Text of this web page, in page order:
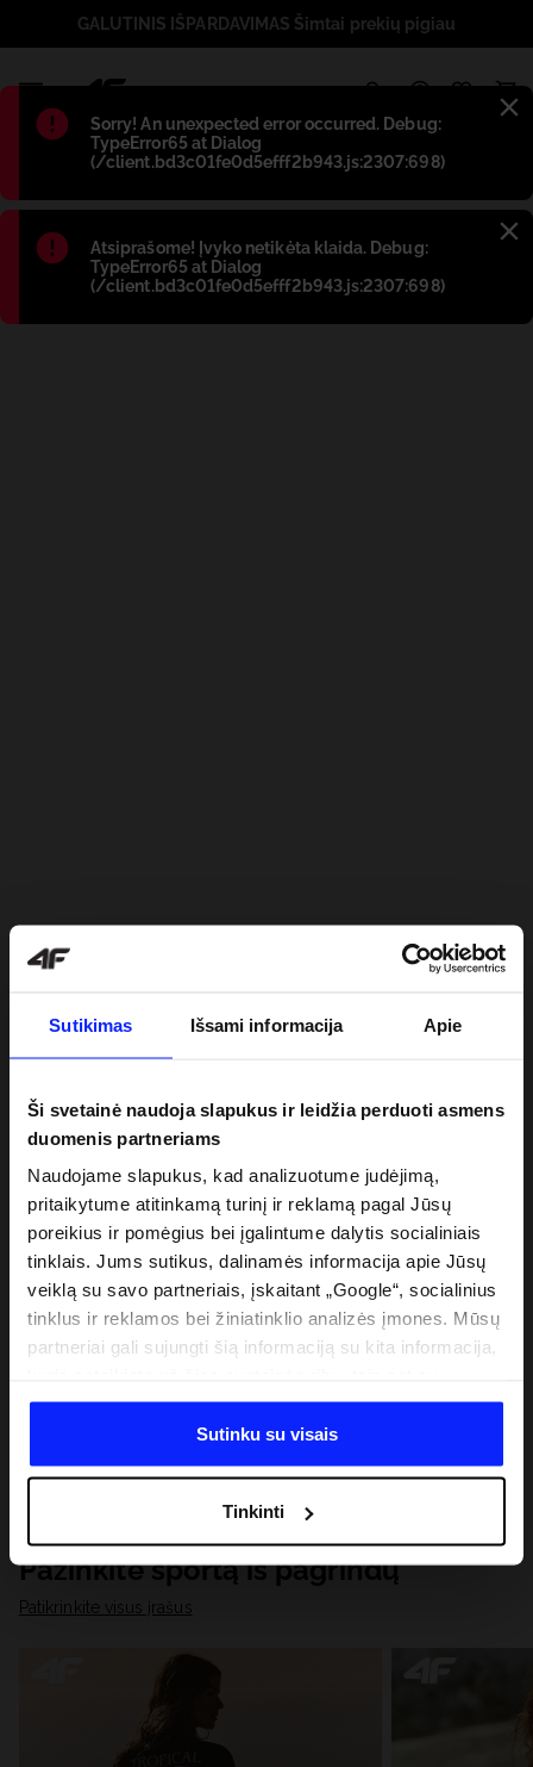
Sutikimas Išsami informacija Apie
Ši svetainė naudoja slapukus ir leidžia perduoti asmens
duomenis partneriams
Naudojame slapukus, kad analizuotume judėjimą,
pritaikytume atitinkamą turinį ir reklamą pagal Jūsų
poreikius ir pomėgius bei įgalintume dalytis socialiniais
tinklais. Jums sutikus, dalinamės informacija apie Jūsų
veiklą su savo partneriais, įskaitant „Google“, socialinius
tinklus ir reklamos bei žiniatinklio analizės įmones. Mūsų
partneriai gali sujungti šią informaciją su kita informacija,
duomenimis, kuriuos jie gauna, kai naudojatės jų
paslaugomis. Gavus Jūsų leidimą, mes galime perduoti
Jūsų asmeninę informaciją savo partneriams, siekdami
analitinius tyrimus, pritaikyti turinį ir tobulinti mūsų
partnerių siūlomus sprendimus (pvz., socialinius tinklus).
Išsamią informaciją rasite mūsų Privatumo politikoje ir
skiltyje „Išsami informacija“.
Sutinku su visais
Tinkinti
Błąd:
Sorry! An unexpected error occurred. Debug:
TypeError65 at Dialog
(/client.bd3c01fe0d5efff2b943.js:2307:698)
Błąd:
Atsiprašome! Įvyko netikėta klaida. Debug:
TypeError65 at Dialog
(/client.bd3c01fe0d5efff2b943.js:2307:698)
GALUTINIS IŠPARDAVIMAS Šimtai prekių pigiau
Pažinkite sportą iš pagrindų
Patikrinkite visus įrašus